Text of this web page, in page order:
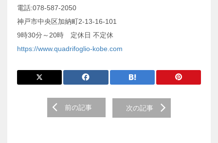
電話:078-587-2050
神戸市中央区加納町2-13-16-101
9時30分～20時 定休日 不定休
https://www.quadrifoglio-kobe.com
前の記事 次の記事